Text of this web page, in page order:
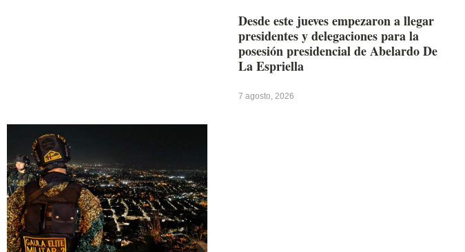
Desde este jueves empezaron a llegar
presidentes y delegaciones para la
posesión presidencial de Abelardo De
La Espriella
7 agosto, 2026